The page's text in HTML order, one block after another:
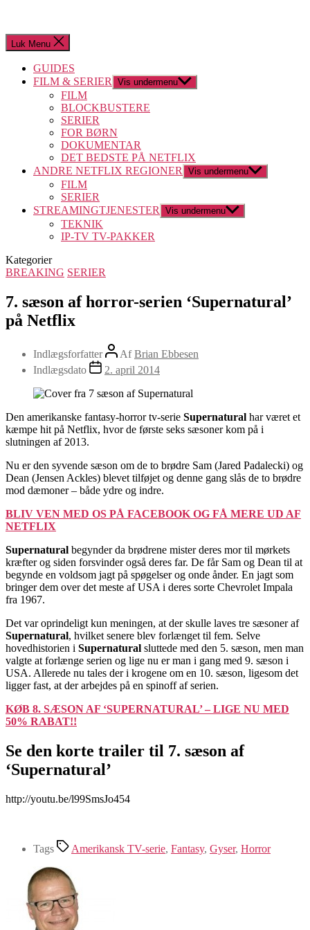
Luk Menu
GUIDES
FILM & SERIER
Vis undermenu
FILM
BLOCKBUSTERE
SERIER
FOR BØRN
DOKUMENTAR
DET BEDSTE PÅ NETFLIX
ANDRE NETFLIX REGIONER
Vis undermenu
FILM
SERIER
STREAMINGTJENESTER
Vis undermenu
TEKNIK
IP-TV TV-PAKKER
Kategorier
BREAKING SERIER
7. sæson af horror-serien ‘Supernatural’
på Netflix
Indlægsforfatter AfBrian Ebbesen
Indlægsdato
2. april 2014
Den amerikanske fantasy-horror tv-serie Supernatural har været et
kæmpe hit på Netflix, hvor de første seks sæsoner kom på i
slutningen af 2013.
Nu er den syvende sæson om de to brødre Sam (Jared Padalecki) og
Dean (Jensen Ackles) blevet tilføjet og denne gang slås de to brødre
mod dæmoner – både ydre og indre.
BLIV VEN MED OS PÅ FACEBOOK OG FÅ MERE UD AF
NETFLIX
Supernatural begynder da brødrene mister deres mor til mørkets
kræfter og siden forsvinder også deres far. De får Sam og Dean til at
begynde en voldsom jagt på spøgelser og onde ånder. En jagt som
bringer dem over det meste af USA i deres sorte Chevrolet Impala
fra 1967.
Det var oprindeligt kun meningen, at der skulle laves tre sæsoner af
Supernatural, hvilket senere blev forlænget til fem. Selve
hovedhistorien i Supernatural sluttede med den 5. sæson, men man
valgte at forlænge serien og lige nu er man i gang med 9. sæson i
USA. Allerede nu tales der i krogene om en 10. sæson, ligesom det
ligger fast, at der arbejdes på en spinoff af serien.
KØB 8. SÆSON AF ‘SUPERNATURAL’ – LIGE NU MED
50% RABAT!!
Se den korte trailer til 7. sæson af
‘Supernatural’
http://youtu.be/l99SmsJo454
Tags Amerikansk TV-serie, Fantasy, Gyser, Horror